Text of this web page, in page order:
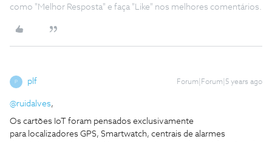
como "Melhor Resposta" e faça "Like" nos melhores comentários.
P plf Forum|Forum|5 years ago
@ruidalves,
Os cartões IoT foram pensados exclusivamente
para localizadores GPS, Smartwatch, centrais de alarmes